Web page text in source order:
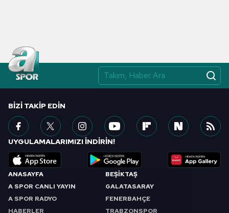
ANASAYFA
A SPOR CANLI YAYIN
A SPOR RADYO
HABERLER
BEŞİKTAŞ
GALATASARAY
FENERBAHÇE
TRABZONSPOR
BIZI TAKIP EDIN
UYGULAMALARIMIZI İNDİRİN!